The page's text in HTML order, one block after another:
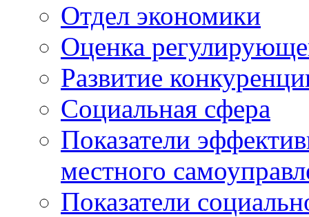
Отдел экономики
Оценка
Развитие
Социальная сфера
Показатели
местного
Показатели